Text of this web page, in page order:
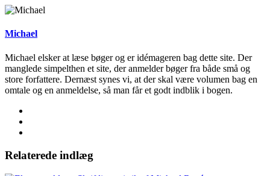
Michael
Michael elsker at læse bøger og er idémageren bag dette site. Der
manglede simpelthen et site, der anmelder bøger fra både små og
store forfattere. Dernæst synes vi, at der skal være volumen bag en
omtale og en anmeldelse, så man får et godt indblik i bogen.
Relaterede indlæg